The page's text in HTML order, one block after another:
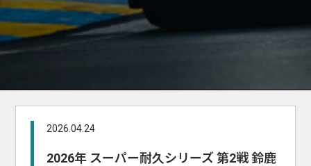
2026.04.24
2026年 スーパー耐久シリーズ 第2戦 鈴鹿